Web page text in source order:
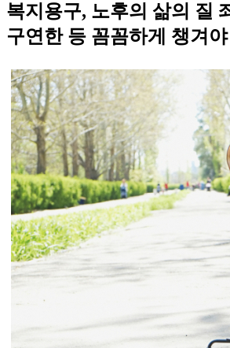
복지용구, 노후의 삶의 질
구연한 등 꼼꼼하게 챙겨야